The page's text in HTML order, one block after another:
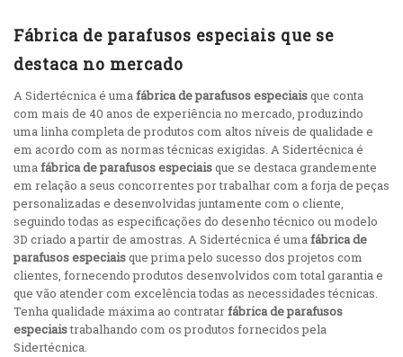
Fábrica de parafusos especiais que se
destaca no mercado
A Sidertécnica é umafábrica de parafusos especiaisque conta
com mais de 40 anos de experiência no mercado, produzindo
uma linha completa de produtos com altos níveis de qualidade e
em acordo com as normas técnicas exigidas. A Sidertécnica é
umafábrica de parafusos especiaisque se destaca grandemente
em relação a seus concorrentes por trabalhar com a forja de peças
personalizadas e desenvolvidas juntamente com o cliente,
seguindo todas as especificações do desenho técnico ou modelo
3D criado a partir de amostras. A Sidertécnica é umafábrica de
parafusos especiaisque prima pelo sucesso dos projetos com
clientes, fornecendo produtos desenvolvidos com total garantia e
que vão atender com excelência todas as necessidades técnicas.
Tenha qualidade máxima ao contratarfábrica de parafusos
especiaistrabalhando com os produtos fornecidos pela
Sidertécnica.